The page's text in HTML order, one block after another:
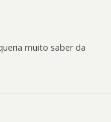
muito saber da